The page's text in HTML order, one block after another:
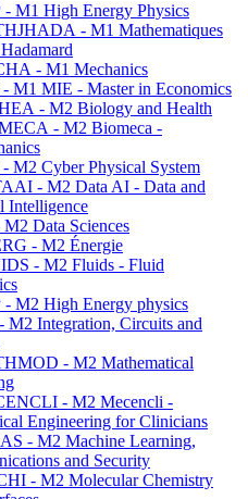
M1 High Energy Physics
- M1 Mathematiques
- M1 Mechanics
M1 MIE - Master in Economics
- M2 Biology and Health
- M2 Biomeca -
M2 Cyber Physical System
- M2 Data AI - Data and
Intelligence
Data Sciences
- M2 Énergie
- M2 Fluids - Fluid
M2 High Energy physics
M2 Integration, Circuits and
- M2 Mathematical
- M2 Mecencli -
Engineering for Clinicians
- M2 Machine Learning,
and Security
- M2 Molecular Chemistry